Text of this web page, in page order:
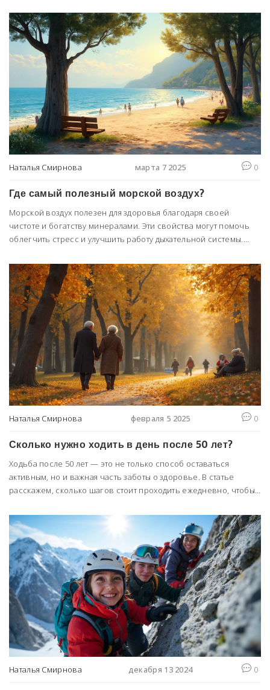
правильно использовать. Советы помогут извлечь максимум
пользы из вашего морского отдыха.
Наталья Смирнова марта 7 2025 0
Где самый полезный морской воздух?
Морской воздух полезен для здоровья благодаря своей
чистоте и богатству минералами. Эти свойства могут помочь
облегчить стресс и улучшить работу дыхательной системы.
целебным морским воздухом. От Сочи до Мертвого моря —
выбирайте, что подходит именно вам. Дополнительно –
небольшие советы для планирования идеального морского
отпуска.
Наталья Смирнова февраля 5 2025 0
Сколько нужно ходить в день после 50 лет?
Ходьба после 50 лет — это не только способ оставаться
активным, но и важная часть заботы о здоровье. В статье
расскажем, сколько шагов стоит проходить ежедневно, чтобы
заболеваний. Поделимся советами, как сделать прогулки
приятной частью дня, а также обсудим, какие позитивные
изменения в здоровье можно ожидать от регулярной ходьбы.
Наталья Смирнова декабря 13 2024 0